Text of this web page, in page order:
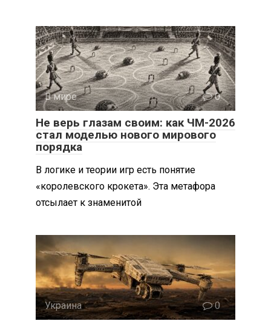
В мире 0
Не верь глазам своим: как ЧМ-2026
стал моделью нового мирового
порядка
В логике и теории игр есть понятие
«королевского крокета». Эта метафора
отсылает к знаменитой
Украина 0